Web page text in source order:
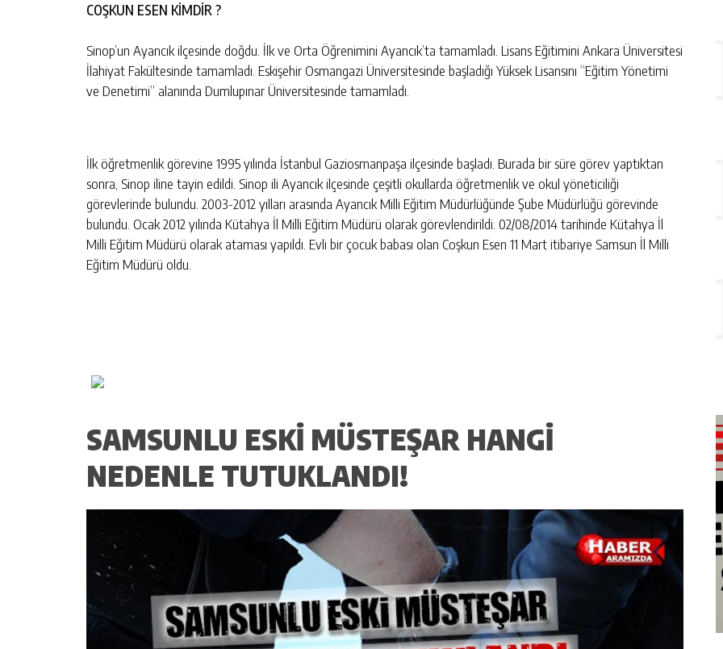
COŞKUN ESEN KİMDİR ?
Sinop’un Ayancık ilçesinde doğdu. İlk ve Orta Öğrenimini Ayancık’ta tamamladı. Lisans Eğitimini Ankara Üniversitesi
İlahiyat Fakültesinde tamamladı. Eskişehir Osmangazi Üniversitesinde başladığı Yüksek Lisansını “Eğitim Yönetimi
ve Denetimi” alanında Dumlupınar Üniversitesinde tamamladı.
İlk öğretmenlik görevine 1995 yılında İstanbul Gaziosmanpaşa ilçesinde başladı. Burada bir süre görev yaptıktan
sonra, Sinop iline tayin edildi. Sinop ili Ayancık ilçesinde çeşitli okullarda öğretmenlik ve okul yöneticiliği
görevlerinde bulundu. 2003-2012 yılları arasında Ayancık Milli Eğitim Müdürlüğünde Şube Müdürlüğü görevinde
bulundu. Ocak 2012 yılında Kütahya İl Milli Eğitim Müdürü olarak görevlendirildi. 02/08/2014 tarihinde Kütahya İl
Milli Eğitim Müdürü olarak ataması yapıldı. Evli bir çocuk babası olan Coşkun Esen 11 Mart itibariye Samsun İl Milli
Eğitim Müdürü oldu.
SAMSUNLU ESKI MÜSTEŞAR HANGI
NEDENLE TUTUKLANDI!